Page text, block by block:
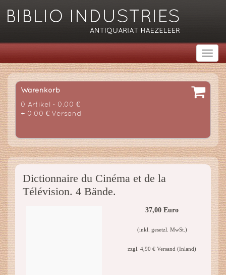
Warenkorb
0 Artikel - 0,00 €
+ 0,00 € Versand
Dictionnaire du Cinéma et de la
Télévision. 4 Bände.
37,00 Euro
(inkl. gesetzl. MwSt.)
zzgl. 4,90 € Versand (Inland)